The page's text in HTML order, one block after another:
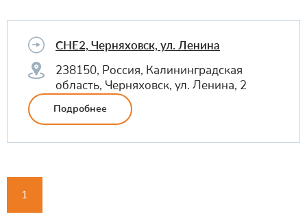
CHE2, Черняховск, ул. Ленина
238150, Россия, Калининградская
область, Черняховск, ул. Ленина, 2
Подробнее
1